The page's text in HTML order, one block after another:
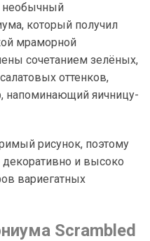
необычный
который получил
мраморной
сочетанием зелёных,
оттенков,
напоминающий яичницу-
рисунок, поэтому
декоративно и высоко
вариегатных
Scrambled